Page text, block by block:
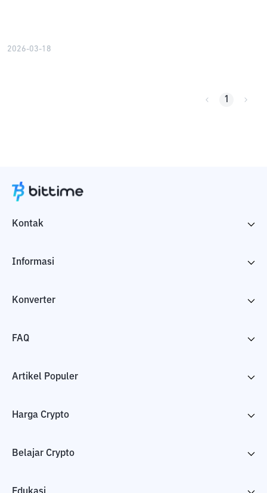
2026-03-18
1
Kontak
Informasi
Konverter
FAQ
Artikel Populer
Harga Crypto
Belajar Crypto